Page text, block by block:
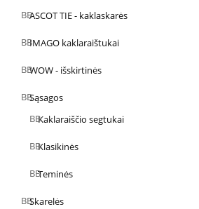
ASCOT TIE - kaklaskarės
IMAGO kaklaraištukai
WOW - išskirtinės
Sąsagos
Kaklaraiščio segtukai
Klasikinės
Teminės
Skarelės